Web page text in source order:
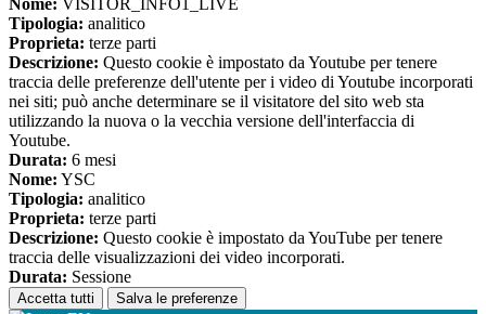
Nome: VISITOR_INFO1_LIVE
Tipologia: analitico
Proprieta: terze parti
Descrizione: Questo cookie è impostato da Youtube per tenere
traccia delle preferenze dell'utente per i video di Youtube incorporati
nei siti; può anche determinare se il visitatore del sito web sta
utilizzando la nuova o la vecchia versione dell'interfaccia di
Youtube.
Durata: 6 mesi
Nome: YSC
Tipologia: analitico
Proprieta: terze parti
Descrizione: Questo cookie è impostato da YouTube per tenere
traccia delle visualizzazioni dei video incorporati.
Durata: Sessione
Accetta tutti Salva le preferenze